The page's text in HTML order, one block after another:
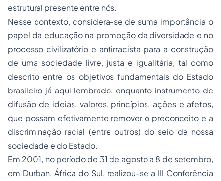
estrutural presente entre nós.
Nesse contexto, considera-se de suma importância o
papel da educação na promoção da diversidade e no
processo civilizatório e antirracista para a construção
de uma sociedade livre, justa e igualitária, tal como
descrito entre os objetivos fundamentais do Estado
brasileiro já aqui lembrado, enquanto instrumento de
difusão de ideias, valores, princípios, ações e afetos,
que possam efetivamente remover o preconceito e a
discriminação racial (entre outros) do seio de nossa
sociedade e do Estado.
Em 2001, no período de 31 de agosto a 8 de setembro,
em Durban, África do Sul, realizou-se a III Conferência